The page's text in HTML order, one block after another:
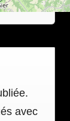
avec